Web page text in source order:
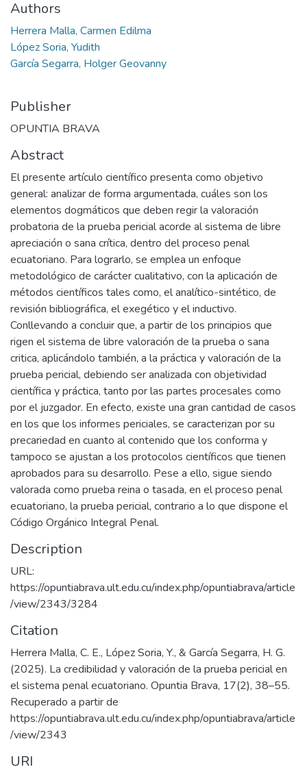
Authors
Herrera Malla, Carmen Edilma
López Soria, Yudith
García Segarra, Holger Geovanny
Publisher
OPUNTIA BRAVA
Abstract
El presente artículo científico presenta como objetivo
general: analizar de forma argumentada, cuáles son los
elementos dogmáticos que deben regir la valoración
probatoria de la prueba pericial acorde al sistema de libre
apreciación o sana crítica, dentro del proceso penal
ecuatoriano. Para lograrlo, se emplea un enfoque
metodológico de carácter cualitativo, con la aplicación de
métodos científicos tales como, el analítico-sintético, de
revisión bibliográfica, el exegético y el inductivo.
Conllevando a concluir que, a partir de los principios que
rigen el sistema de libre valoración de la prueba o sana
critica, aplicándolo también, a la práctica y valoración de la
prueba pericial, debiendo ser analizada con objetividad
científica y práctica, tanto por las partes procesales como
por el juzgador. En efecto, existe una gran cantidad de casos
en los que los informes periciales, se caracterizan por su
precariedad en cuanto al contenido que los conforma y
tampoco se ajustan a los protocolos científicos que tienen
aprobados para su desarrollo. Pese a ello, sigue siendo
valorada como prueba reina o tasada, en el proceso penal
ecuatoriano, la prueba pericial, contrario a lo que dispone el
Código Orgánico Integral Penal.
Description
URL:
https://opuntiabrava.ult.edu.cu/index.php/opuntiabrava/article
/view/2343/3284
Citation
Herrera Malla, C. E., López Soria, Y., & García Segarra, H. G.
(2025). La credibilidad y valoración de la prueba pericial en
el sistema penal ecuatoriano. Opuntia Brava, 17(2), 38–55.
Recuperado a partir de
https://opuntiabrava.ult.edu.cu/index.php/opuntiabrava/article
/view/2343
URI